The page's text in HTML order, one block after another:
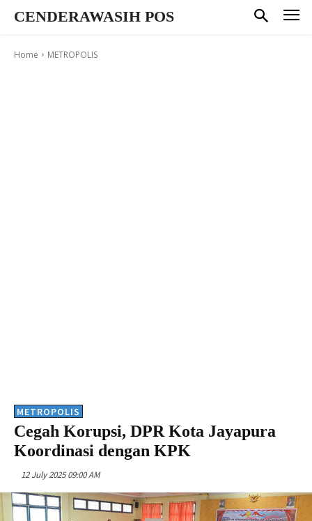
CENDERAWASIH POS
Home METROPOLIS
METROPOLIS
Cegah Korupsi, DPR Kota Jayapura
Koordinasi dengan KPK
12 July 2025 09:00 AM